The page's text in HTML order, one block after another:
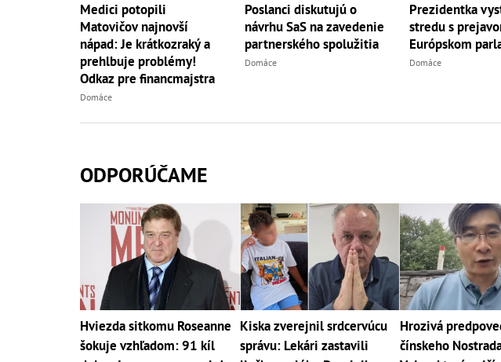
Medici potopili
Matovičov najnovší
nápad: Je krátkozraký a
prehlbuje problémy!
Odkaz pre financmajstra
Domáce
Poslanci diskutujú o
návrhu SaS na zavedenie
partnerského spolužitia
Domáce
Prezidentka
stredu s
Európskom
Domáce
ODPORÚČAME
Hviezda sitkomu Roseanne
šokuje vzhľadom: 91 kíl
Kiska zverejnil srdcervúcu
správu: Lekári zastavili
Hrozivá
čínskeho